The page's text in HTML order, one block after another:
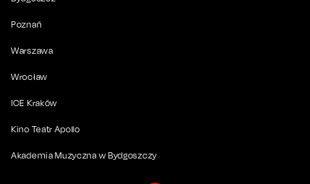
Poznań
Warszawa
Wrocław
ICE Kraków
Kino Teatr Apollo
Akademia Muzyczna w Bydgoszczy